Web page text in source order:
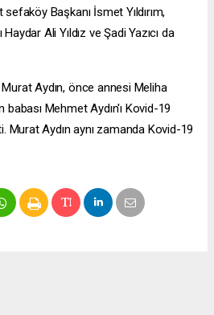
sefaköyBaşkanı İsmet Yıldırım,
Ali Yıldız ve Şadi Yazıcı da
Aydın, önce annesi Meliha
babası Mehmet Aydın'ı Kovid-19
Murat Aydın aynı zamanda Kovid-19